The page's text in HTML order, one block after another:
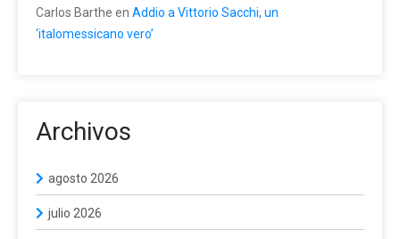
Carlos Barthe en Addio a Vittorio Sacchi, un
‘italomessicano vero’
Archivos
agosto 2026
julio 2026